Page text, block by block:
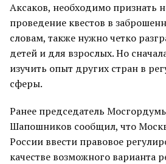
Аксаков, необходимо признать
проведение квестов в
словам, также нужно четко
детей и для взрослых. Но
изучить опыт других стран в
сферы.
Ранее председатель
Шапошников сообщил, что
России ввести правовое
качестве возможного варианта